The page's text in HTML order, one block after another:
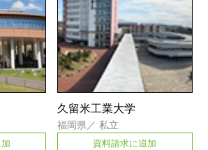
久留米工業大学
福岡県／私立
資料請求に追加